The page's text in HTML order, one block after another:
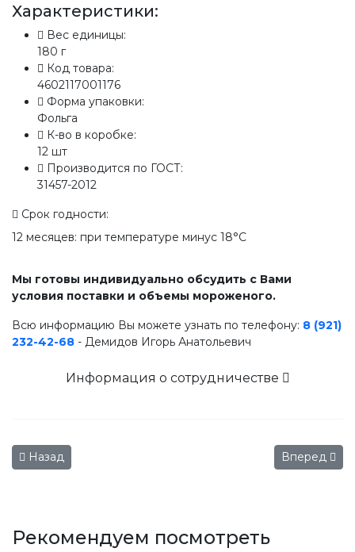
Характеристики:
Вес единицы:
180 г
Код товара:
4602117001176
Форма упаковки:
Фольга
К-во в коробке:
12 шт
Производится по ГОСТ:
31457-2012
Срок годности:
12 месяцев: при температуре минус 18°С
Мы готовы индивидуально обсудить с Вами
условия поставки и объемы мороженого.
Всю информацию Вы можете узнать по телефону: 8 (921)
232-42-68 - Демидов Игорь Анатольевич
Информация о сотрудничестве
Предыдущий: Мороженое пломбир шоколадный в
Назад Следующий:
Вперед
Рекомендуем посмотреть